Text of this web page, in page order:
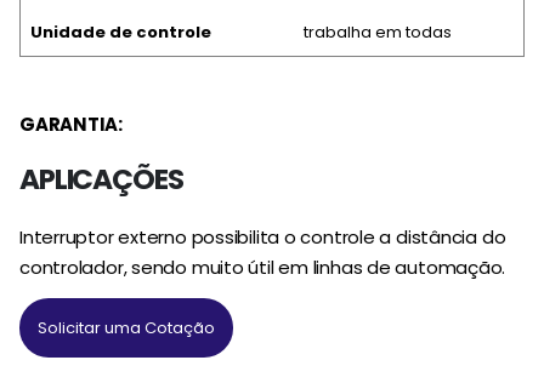
Unidade de controle
trabalha em todas
GARANTIA:
APLICAÇÕES
Interruptor externo possibilita o controle a distância do
controlador, sendo muito útil em linhas de automação.
Solicitar uma Cotação